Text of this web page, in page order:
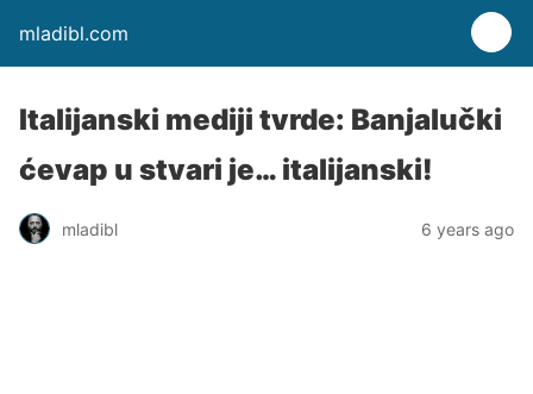
mladibl.com
Italijanski mediji tvrde: Banjalučki
ćevap u stvari je… italijanski!
mladibl 6 years ago